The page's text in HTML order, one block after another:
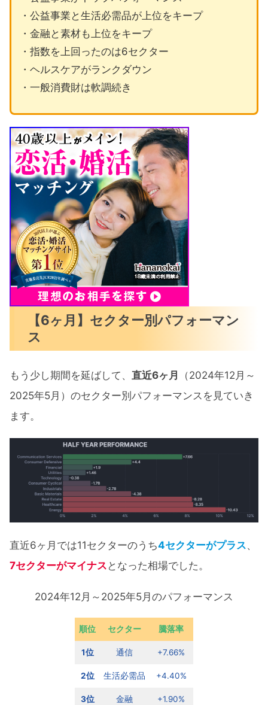
・公益事業と生活必需品が上位をキープ
・金融と素材も上位をキープ
・指数を上回ったのは6セクター
・ヘルスケアがランクダウン
・一般消費財は軟調続き
【6ヶ月】セクター別パフォーマン
ス
もう少し期間を延ばして、 直近6ヶ月
（2024年12月～
2025年5月）のセクター別パフォーマンスを見ていき
ます。
直近6ヶ月では11セクターのうち4セクターがプラス、
7セクターがマイナス となった相場でした。
2024年12月～2025年5月のパフォーマンス
順位 セクター 騰落率
1位 通信 +7.66%
2位 生活必需品 +4.40%
3位 金融 +1.90%